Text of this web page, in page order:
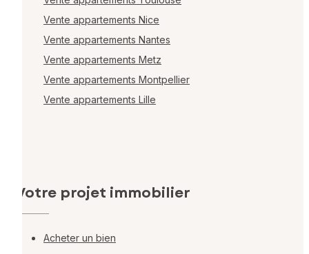
Vente appartements Nice
Vente appartements Nantes
Vente appartements Metz
Vente appartements Montpellier
Vente appartements Lille
Votre projet immobilier
Acheter un bien